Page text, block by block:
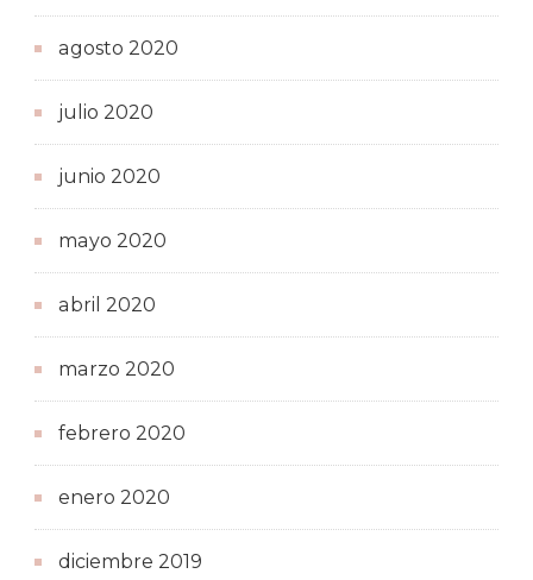
agosto 2020
julio 2020
junio 2020
mayo 2020
abril 2020
marzo 2020
febrero 2020
enero 2020
diciembre 2019